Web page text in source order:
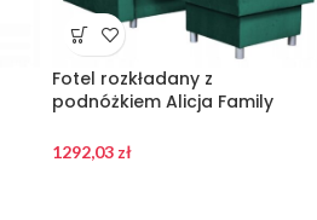
Fotel rozkładany z
podnóżkiem Alicja Family
1292,03 zł